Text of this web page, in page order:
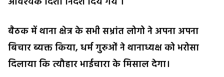
बैठक में थाना क्षेत्र के सभी सभ्रांत लोगो ने अपना अपना
बिचार ब्यक्त किया, धर्म गुरुओं ने थानाध्यक्ष को भरोसा
दिलाया कि त्यौहार भाईचारा के मिसाल देगा।